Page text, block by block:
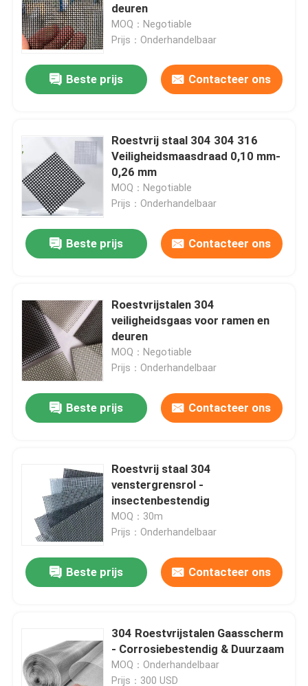
Producten
Over ons
Fabriekstocht
Neem contact met ons op
Gevallen
Het uitgebreide Netwerk van de Metaaldraad
Het geperforeerde Netwerk van de Metaaldraad
deuren
MOQ：Negotiable
Prijs：Onderhandelbaar
Beste prijs Contacteer ons
Roestvrij staal 304 304 316
Veiligheidsmaasdraad 0,10 mm-
0,26 mm
MOQ：Negotiable
Prijs：Onderhandelbaar
Beste prijs Contacteer ons
Roestvrijstalen 304
veiligheidsgaas voor ramen en
deuren
MOQ：Negotiable
Prijs：Onderhandelbaar
Beste prijs Contacteer ons
Roestvrij staal 304
venstergrensrol -
insectenbestendig
MOQ：30m
Prijs：Onderhandelbaar
Beste prijs Contacteer ons
304 Roestvrijstalen Gaasscherm
- Corrosiebestendig & Duurzaam
MOQ：Onderhandelbaar
Prijs：300 USD